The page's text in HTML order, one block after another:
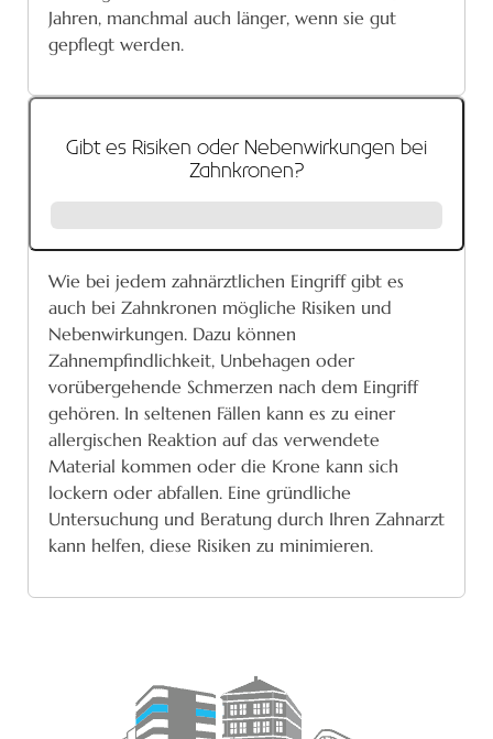
Jahren, manchmal auch länger, wenn sie gut
gepflegt werden.
Gibt es Risiken oder Nebenwirkungen bei
Zahnkronen?
Wie bei jedem zahnärztlichen Eingriff gibt es
auch bei Zahnkronen mögliche Risiken und
Nebenwirkungen. Dazu können
Zahnempfindlichkeit, Unbehagen oder
vorübergehende Schmerzen nach dem Eingriff
gehören. In seltenen Fällen kann es zu einer
allergischen Reaktion auf das verwendete
Material kommen oder die Krone kann sich
lockern oder abfallen. Eine gründliche
Untersuchung und Beratung durch Ihren Zahnarzt
kann helfen, diese Risiken zu minimieren.